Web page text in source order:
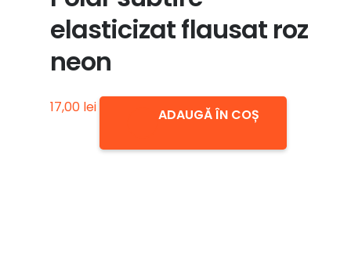
elasticizat flausat roz
neon
17,00 lei ADAUGĂ ÎN COȘ